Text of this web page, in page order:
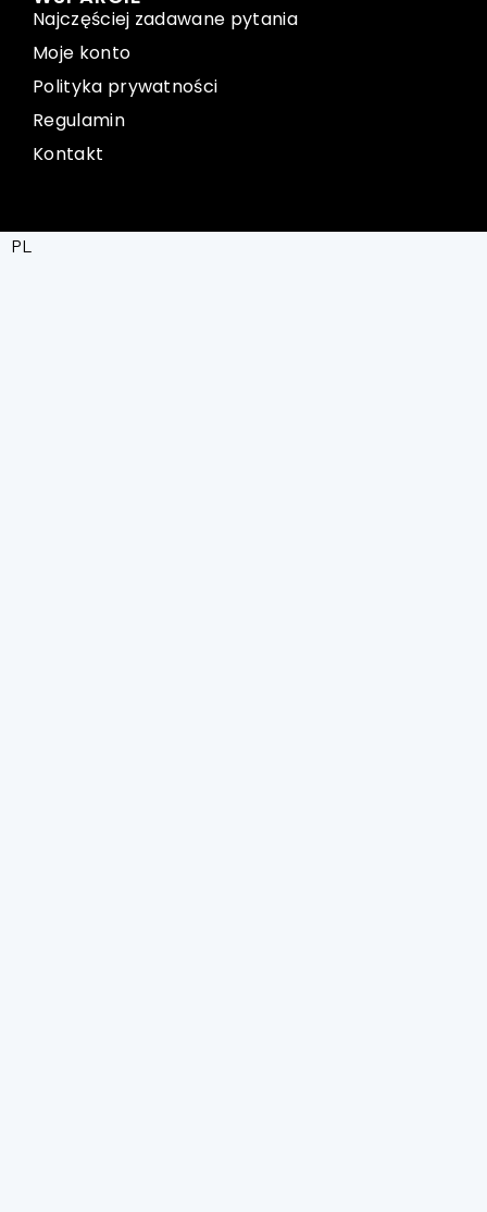
Najczęściej zadawane pytania
Moje konto
Polityka prywatności
Regulamin
Kontakt
PL